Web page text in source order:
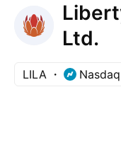
Ltd.
LILA